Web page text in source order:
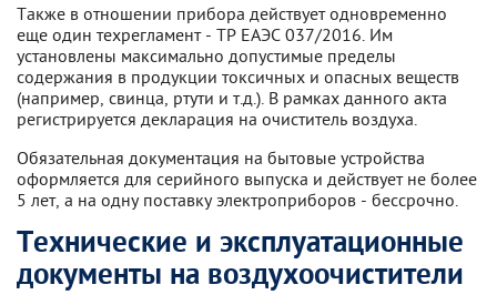
Также в отношении прибора действует одновременно
еще один техрегламент - ТР ЕАЭС 037/2016. Им
установлены максимально допустимые пределы
содержания в продукции токсичных и опасных веществ
(например, свинца, ртути и т.д.). В рамках данного акта
регистрируется декларация на очиститель воздуха.
Обязательная документация на бытовые устройства
оформляется для серийного выпуска и действует не более
5 лет, а на одну поставку электроприборов - бессрочно.
Технические и эксплуатационные
документы на воздухоочистители